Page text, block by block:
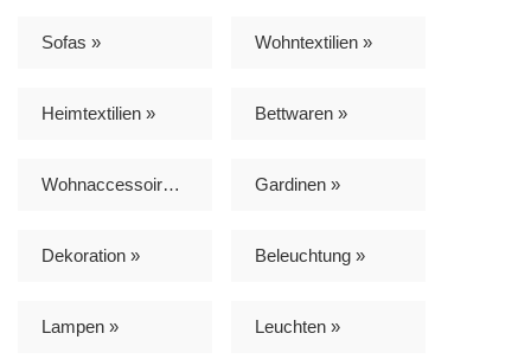
Sofas » Wohntextilien »
Heimtextilien » Bettwaren »
Wohnaccessoires » Gardinen »
Dekoration » Beleuchtung »
Lampen » Leuchten »